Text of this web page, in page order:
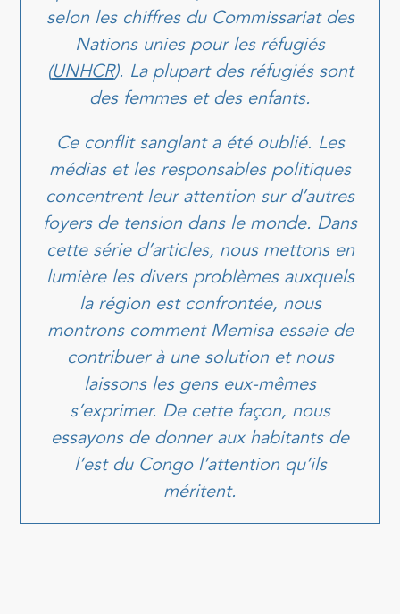
selon les chiffres du Commissariat des
Nations unies pour les réfugiés
(UNHCR). La plupart des réfugiés sont
des femmes et des enfants.
Ce conflit sanglant a été oublié. Les
médias et les responsables politiques
concentrent leur attention sur d’autres
foyers de tension dans le monde. Dans
cette série d’articles, nous mettons en
lumière les divers problèmes auxquels
la région est confrontée, nous
montrons comment Memisa essaie de
contribuer à une solution et nous
laissons les gens eux-mêmes
s’exprimer. De cette façon, nous
essayons de donner aux habitants de
l’est du Congo l’attention qu’ils
méritent.